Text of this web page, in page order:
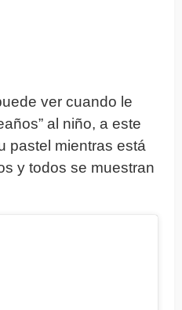
ver cuando le
al niño, a este
pastel mientras está
y todos se muestran